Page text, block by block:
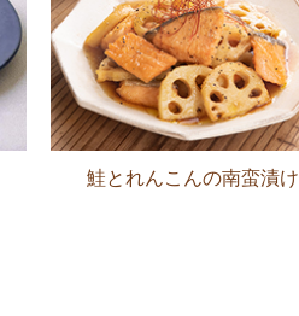
鮭とれんこんの南蛮漬け